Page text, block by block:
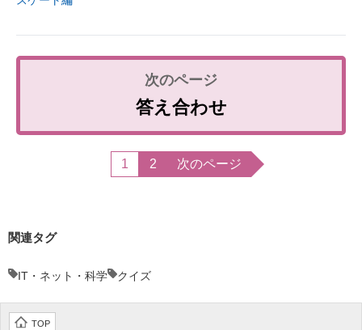
答え合わせ
1 2 次のページ
関連タグ
IT・ネット・科学 クイズ
TOP